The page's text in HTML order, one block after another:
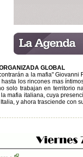
GLOBAL
a la mafia"
los rincones mas
solo trabajan en territorio
mafia italiana, cuya
y ahora trasciende con